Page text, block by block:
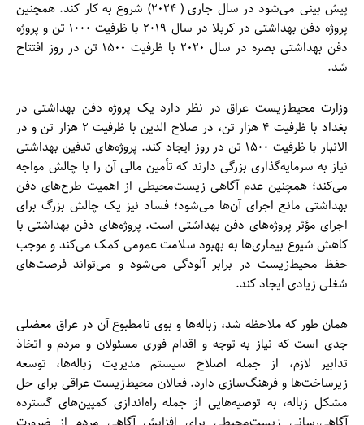
پیش بینی می‌شود در سال جاری ( ۲۰۲۴) شروع به کار کند. همچنین
پروژه دفن بهداشتی در کربلا در سال ۲۰۱۹ با ظرفیت ۱۰۰۰ تن و پروژه
دفن بهداشتی بصره در سال ۲۰۲۰ با ظرفیت ۱۵۰۰ تن در روز افتتاح
شد.
وزارت محیط‌زیست عراق در نظر دارد یک پروژه دفن بهداشتی در
بغداد با ظرفیت ۴ هزار تن، در صلاح الدین با ظرفیت ۲ هزار تن و در
الانبار با ظرفیت ۱۵۰۰ تن در روز ایجاد کند. پروژه‌های تدفین بهداشتی
نیاز به سرمایه‌گذاری بزرگی دارند که تأمین مالی آن را با چالش مواجه
می‌کند؛ همچنین عدم آگاهی زیست‌محیطی از اهمیت طرح‌های دفن
بهداشتی مانع اجرای آن‌ها می‌شود؛ فساد نیز یک چالش بزرگ برای
اجرای مؤثر پروژه‌های دفن بهداشتی است. پروژه‌های دفن بهداشتی با
کاهش شیوع بیماری‌ها به بهبود سلامت عمومی کمک می‌کند و موجب
حفظ محیط‌زیست در برابر آلودگی می‌شود و می‌تواند فرصت‌های
شغلی زیادی ایجاد کند.
همان طور که ملاحظه شد، زباله‌ها و بوی نامطبوع آن در عراق معضلی
جدی است که نیاز به توجه و اقدام فوری مسئولان و مردم و اتخاذ
تدابیر لازم، از جمله اصلاح سیستم مدیریت زباله‌ها، توسعه
زیرساخت‌ها و فرهنگ‌سازی دارد. فعالان محیط‌زیست عراقی برای حل
مشکل زباله، به توصیه‌هایی از جمله راه‌اندازی کمپین‌های گسترده